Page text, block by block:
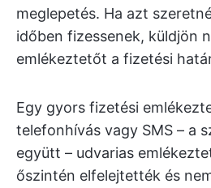
meglepetés. Ha azt
időben fizessenek, küldjön
emlékeztetőt a fizetési
Egy gyors fizetési
telefonhívás vagy SMS – a
együtt – udvarias
őszintén elfelejtették és